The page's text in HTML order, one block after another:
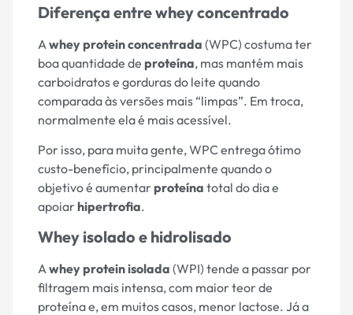
Diferença entre whey concentrado
A whey protein concentrada (WPC) costuma ter
boa quantidade de proteína, mas mantém mais
carboidratos e gorduras do leite quando
comparada às versões mais “limpas”. Em troca,
normalmente ela é mais acessível.
Por isso, para muita gente, WPC entrega ótimo
custo-benefício, principalmente quando o
objetivo é aumentarproteína total do dia e
apoiarhipertrofia.
Whey isolado e hidrolisado
A whey protein isolada (WPI) tende a passar por
filtragem mais intensa, com maior teor de
proteína e, em muitos casos, menor lactose. Já a